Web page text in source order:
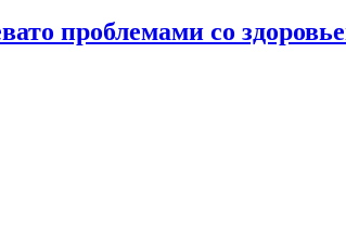
проблемами со